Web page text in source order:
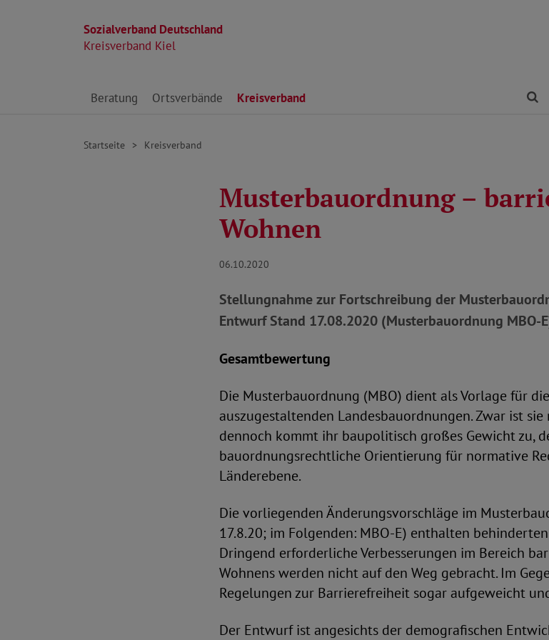
Sozialverband Deutschland
Kreisverband Kiel
Direkt zu den Inhalten springen
Beratung Ortsverbände Kreisverband
Startseite Kreisverband
Musterbauordnung –
Wohnen
06.10.2020
Stellungnahme zur Fortschreibung der
Entwurf Stand 17.08.2020 (Musterbauordnung MBO-
Gesamtbewertung
Die Musterbauordnung (MBO) dient als Vorlage für
auszugestaltenden Landesbauordnungen. Zwar ist
dennoch kommt ihr baupolitisch großes Gewicht zu,
bauordnungsrechtliche Orientierung für normative
Länderebene.
Die vorliegenden Änderungsvorschläge im
17.8.20; im Folgenden: MBO-E) enthalten
Dringend erforderliche Verbesserungen im Bereich
Wohnens werden nicht auf den Weg gebracht. Im
Regelungen zur Barrierefreiheit sogar aufgeweicht
Der Entwurf ist angesichts der demografischen